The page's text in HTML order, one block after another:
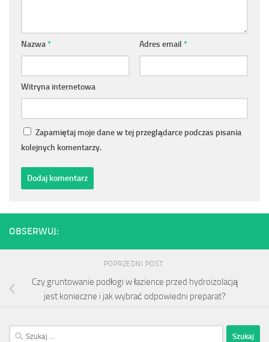
Nazwa* Adres email *
Witryna internetowa
Zapamiętaj moje dane w tej przeglądarce podczas pisania
kolejnych komentarzy.
OBSERWUJ:
POPRZEDNI POST
Czy gruntowanie podłogi w łazience przed hydroizolacją
jest konieczne i jak wybrać odpowiedni preparat?
Szukaj: